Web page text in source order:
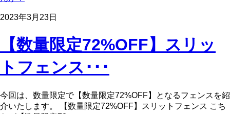
2023年3月23日
【数量限定72%OFF】スリッ
トフェンス･･･
今回は、数量限定で【数量限定72%OFF】となるフェンスを紹
介いたします。 【数量限定72%OFF】スリットフェンス こち